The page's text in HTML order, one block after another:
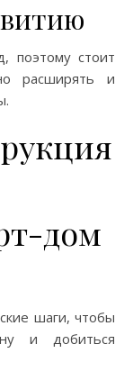
поэтому стоит
расширять и
дом
шаги, чтобы
и добиться